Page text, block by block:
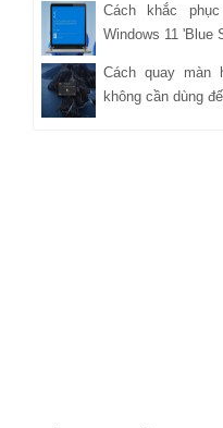
Cách khắc
Windows 11 'Blue
Cách quay màn
không cần dùng